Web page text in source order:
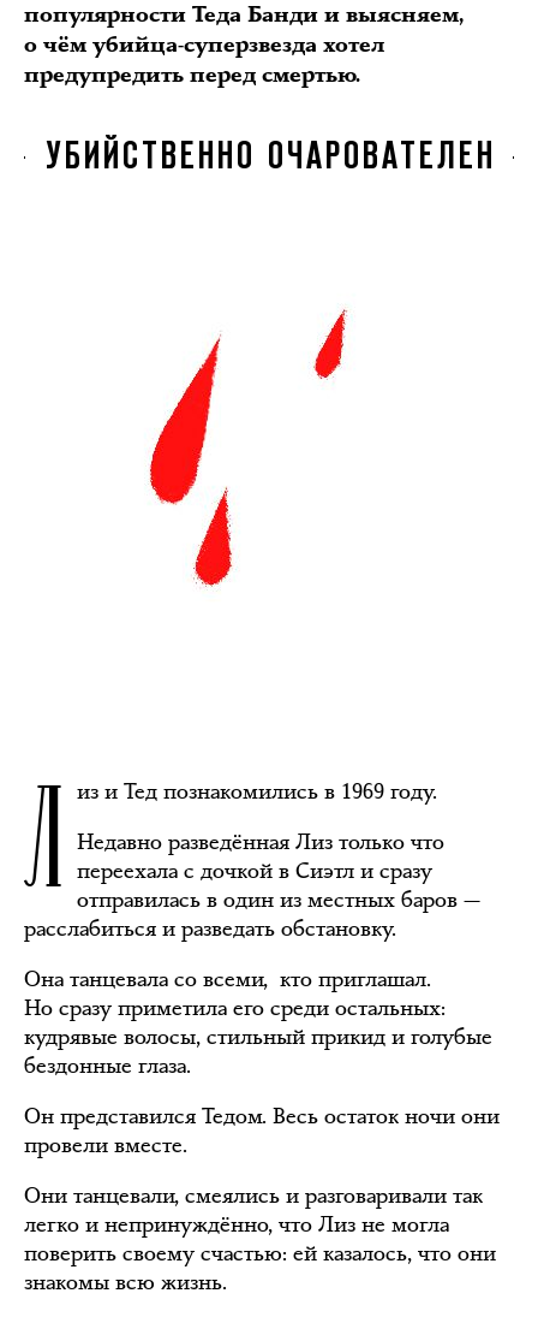
популярности Теда Банди и выясняем,
о чём убийца-суперзвезда хотел
предупредить перед смертью.
УБИЙСТВЕННО ОЧАРОВАТЕЛЕН
Л из и Тед познакомились в 1969 году.
Недавно разведённая Лиз только что
переехала с дочкой в Сиэтл и сразу
отправилась в один из местных баров —
расслабиться и разведать обстановку.
Она танцевала со всеми, кто приглашал.
Но сразу приметила его среди остальных:
кудрявые волосы, стильный прикид и голубые
бездонные глаза.
Он представился Тедом. Весь остаток ночи они
провели вместе.
Они танцевали, смеялись и разговаривали так
легко и непринуждённо, что Лиз не могла
поверить своему счастью: ей казалось, что они
знакомы всю жизнь.